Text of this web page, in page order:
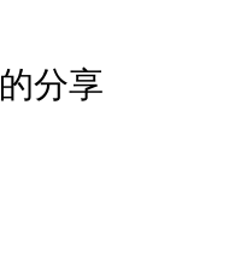
分享